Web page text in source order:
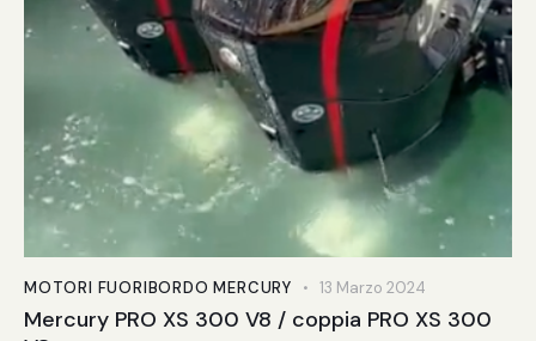
MOTORI FUORIBORDO MERCURY 13 Marzo 2024
Mercury PRO XS 300 V8 / coppia PRO XS 300